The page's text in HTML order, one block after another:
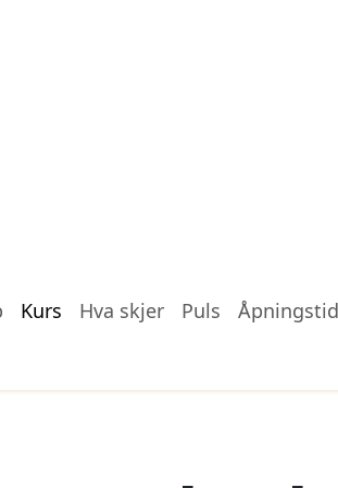
de aller fleste. På
– for gravide, for
og -prøve.